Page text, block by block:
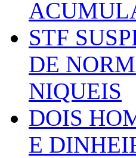
STF
DE
NIQUEIS
DOIS
E